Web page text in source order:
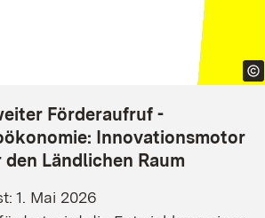
Förderaufruf -
Innovationsmotor
den Ländlichen Raum
1. Mai 2026